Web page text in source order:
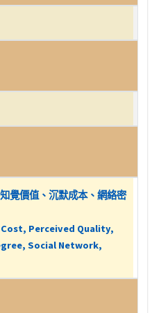
覺價值、沉默成本、網絡密
Perceived Quality,
Social Network,